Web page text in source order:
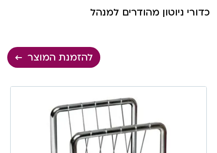
כדורי ניוטון מהודרים למנהל
להזמנת המוצר